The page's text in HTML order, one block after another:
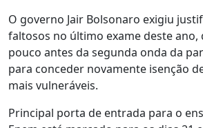
O governo Jair Bolsonaro exigiu
faltosos no último exame deste ano,
pouco antes da segunda onda da
para conceder novamente isenção
mais vulneráveis.
Principal porta de entrada para o